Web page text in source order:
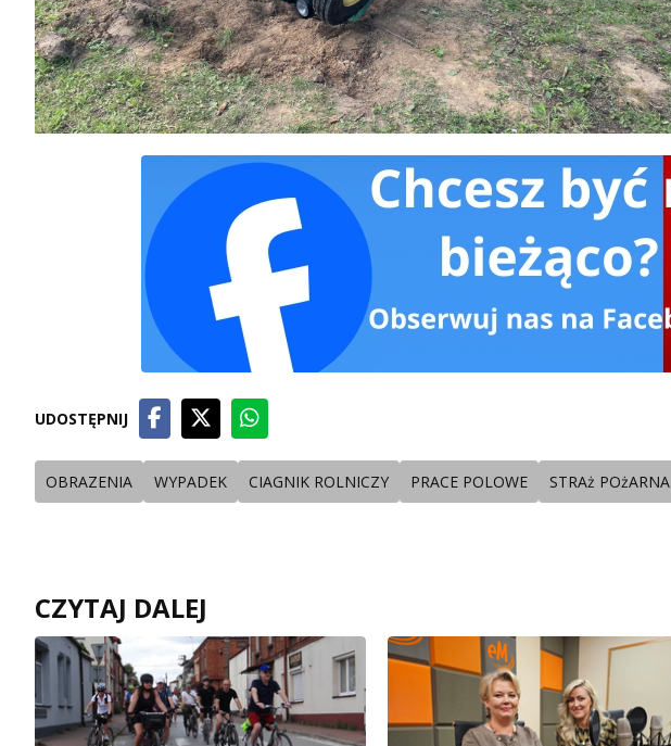
UDOSTĘPNIJ
OBRAZENIA WYPADEK CIAGNIK ROLNICZY PRACE POLOWE STRAż POżARNA
CZYTAJ DALEJ